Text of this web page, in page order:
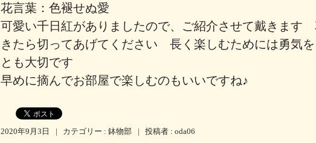
花言葉：色褪せぬ愛
可愛い千日紅がありましたので、ご紹介させて戴きます
きたら切ってあげてください 長く楽しむためには勇気を
とも大切です
早めに摘んでお部屋で楽しむのもいいですね♪
2020年9月3日 | カテゴリー : 鉢物部 | 投稿者 : oda06